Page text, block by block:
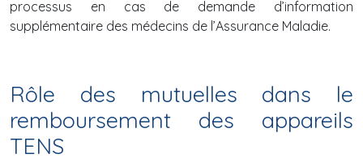
processus en cas de demande d’information
supplémentaire des médecins de l’Assurance Maladie.
Rôle des mutuelles dans le
remboursement des appareils
TENS